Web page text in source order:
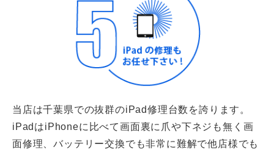
当店は千葉県での抜群のiPad修理台数を誇ります。
iPadはiPhoneに比べて画面裏に爪や下ネジも無く画
面修理、バッテリー交換でも非常に難解で他店様でも